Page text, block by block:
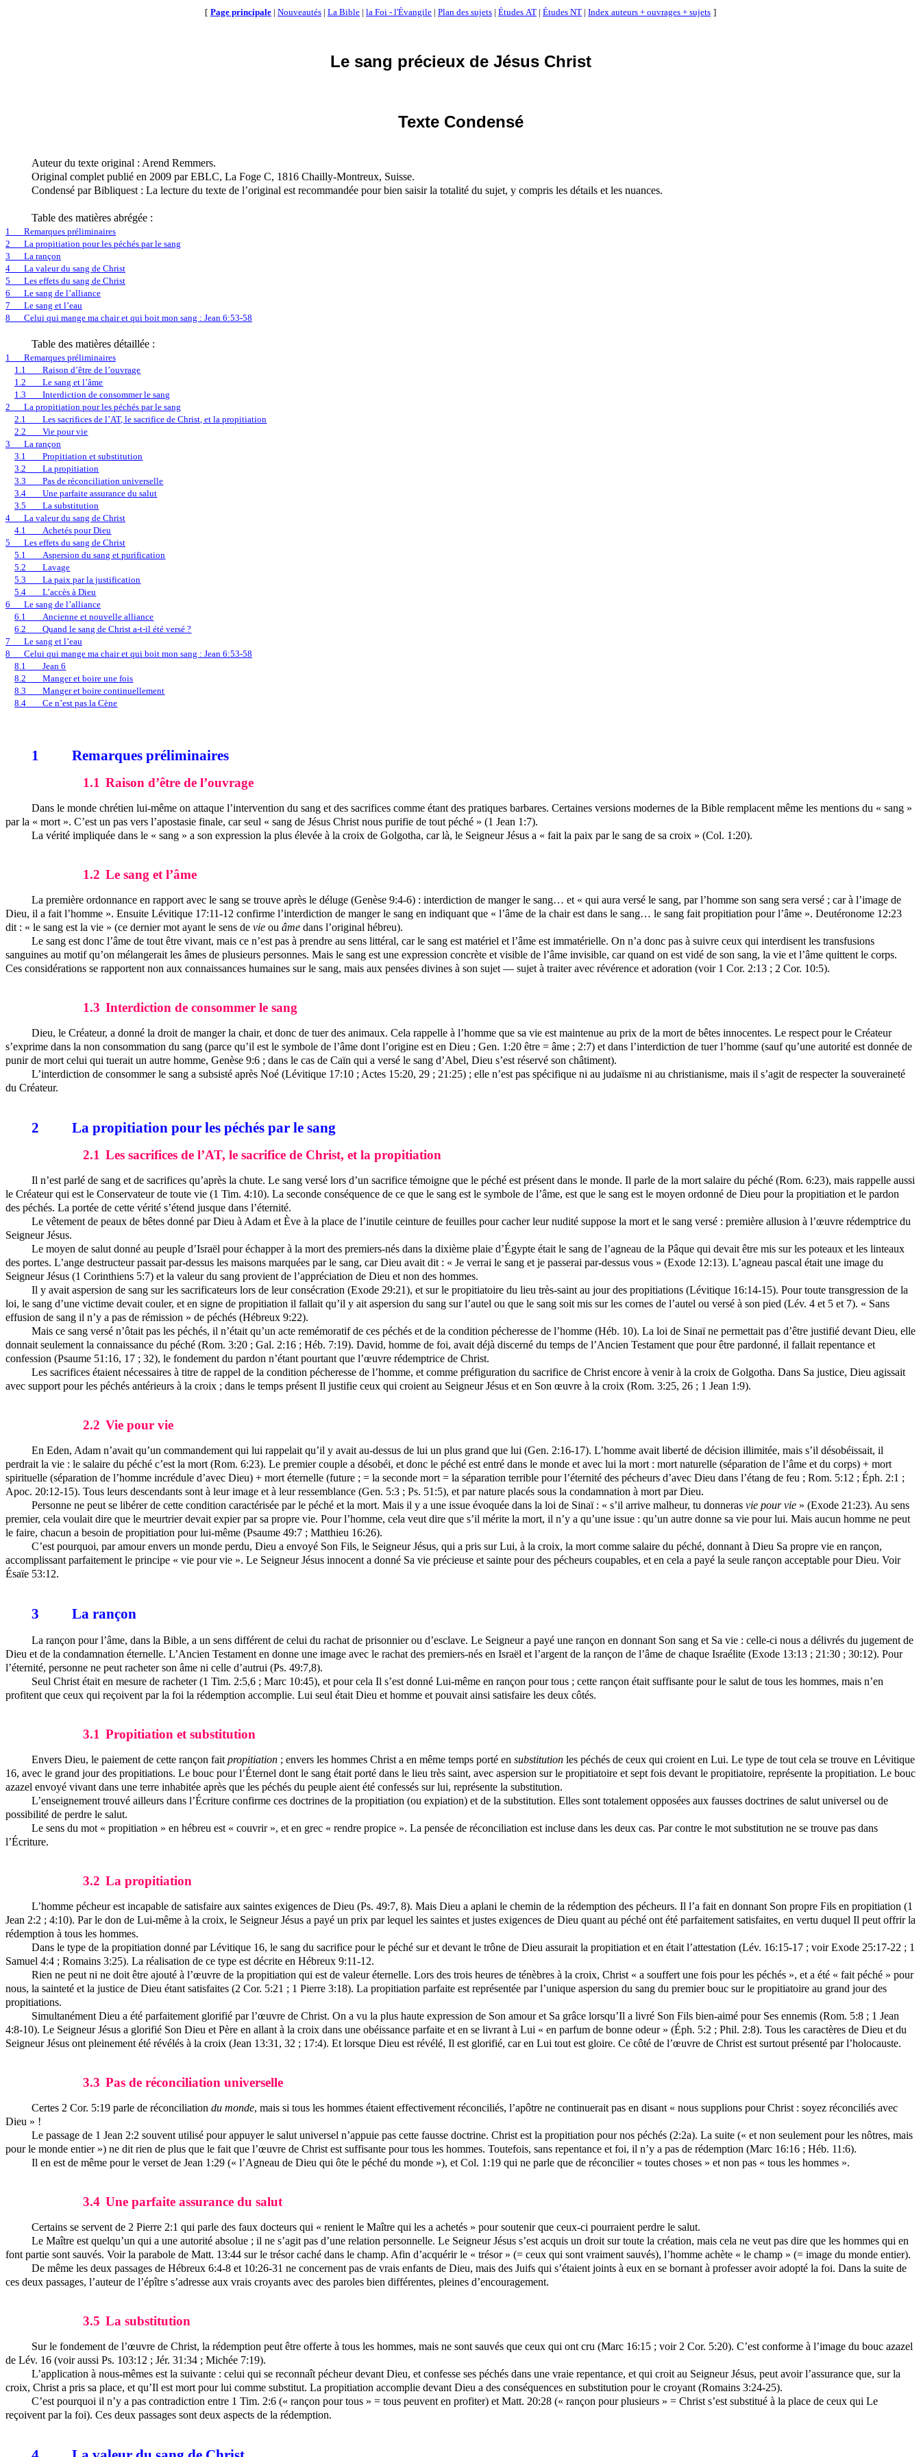
[ Page principale | Nouveautés | La Bible | la Foi - l'Évangile | Plan des sujets | Études AT | Études NT | Index auteurs + ouvrages + sujets ]
Le sang précieux de Jésus Christ
Texte Condensé
Auteur du texte original : Arend Remmers.
Original complet publié en 2009 par EBLC, La Foge C, 1816 Chailly-Montreux, Suisse.
Condensé par Bibliquest : La lecture du texte de l’original est recommandée pour bien saisir la totalité du sujet, y compris les détails et les nuances.
Table des matières abrégée :
1
Remarques préliminaires
2
La propitiation pour les péchés par le sang
3
La rançon
4
La valeur du sang de Christ
5
Les effets du sang de Christ
6
Le sang de l’alliance
7
Le sang et l’eau
8
Celui qui mange ma chair et qui boit mon sang : Jean 6:53-58
Table des matières détaillée :
1
Remarques préliminaires
1.1
Raison d’être de l’ouvrage
1.2
Le sang et l’âme
1.3
Interdiction de consommer le sang
2
La propitiation pour les péchés par le sang
2.1
Les sacrifices de l’AT, le sacrifice de Christ, et la propitiation
2.2
Vie pour vie
3
La rançon
3.1
Propitiation et substitution
3.2
La propitiation
3.3
Pas de réconciliation universelle
3.4
Une parfaite assurance du salut
3.5
La substitution
4
La valeur du sang de Christ
4.1
Achetés pour Dieu
5
Les effets du sang de Christ
5.1
Aspersion du sang et purification
5.2
Lavage
5.3
La paix par la justification
5.4
L’accès à Dieu
6
Le sang de l’alliance
6.1
Ancienne et nouvelle alliance
6.2
Quand le sang de Christ a-t-il été versé ?
7
Le sang et l’eau
8
Celui qui mange ma chair et qui boit mon sang : Jean 6:53-58
8.1
Jean 6
8.2
Manger et boire une fois
8.3
Manger et boire continuellement
8.4
Ce n’est pas la Cène
1 Remarques préliminaires
1.1 Raison d’être de l’ouvrage
Dans le monde chrétien lui-même on attaque l’intervention du sang et des sacrifices comme étant des pratiques barbares. Certaines versions modernes de la Bible remplacent même les mentions du « sang »
par la « mort ». C’est un pas vers l’apostasie finale, car seul « sang de Jésus Christ nous purifie de tout péché » (1 Jean 1:7).
La vérité impliquée dans le « sang » a son expression la plus élevée à la croix de Golgotha, car là, le Seigneur Jésus a « fait la paix par le sang de sa croix » (Col. 1:20).
1.2 Le sang et l’âme
La première ordonnance en rapport avec le sang se trouve après le déluge (Genèse 9:4-6) : interdiction de manger le sang… et « qui aura versé le sang, par l’homme son sang sera versé ; car à l’image de
Dieu, il a fait l’homme ». Ensuite Lévitique 17:11-12 confirme l’interdiction de manger le sang en indiquant que « l’âme de la chair est dans le sang… le sang fait propitiation pour l’âme ». Deutéronome 12:23
dit : « le sang est la vie » (ce dernier mot ayant le sens de vie ou âme dans l’original hébreu).
Le sang est donc l’âme de tout être vivant, mais ce n’est pas à prendre au sens littéral, car le sang est matériel et l’âme est immatérielle. On n’a donc pas à suivre ceux qui interdisent les transfusions
sanguines au motif qu’on mélangerait les âmes de plusieurs personnes. Mais le sang est une expression concrète et visible de l’âme invisible, car quand on est vidé de son sang, la vie et l’âme quittent le corps.
Ces considérations se rapportent non aux connaissances humaines sur le sang, mais aux pensées divines à son sujet — sujet à traiter avec révérence et adoration (voir 1 Cor. 2:13 ; 2 Cor. 10:5).
1.3 Interdiction de consommer le sang
Dieu, le Créateur, a donné la droit de manger la chair, et donc de tuer des animaux. Cela rappelle à l’homme que sa vie est maintenue au prix de la mort de bêtes innocentes. Le respect pour le Créateur
s’exprime dans la non consommation du sang (parce qu’il est le symbole de l’âme dont l’origine est en Dieu ; Gen. 1:20 être = âme ; 2:7) et dans l’interdiction de tuer l’homme (sauf qu’une autorité est donnée de
punir de mort celui qui tuerait un autre homme, Genèse 9:6 ; dans le cas de Caïn qui a versé le sang d’Abel, Dieu s’est réservé son châtiment).
L’interdiction de consommer le sang a subsisté après Noé (Lévitique 17:10 ; Actes 15:20, 29 ; 21:25) ; elle n’est pas spécifique ni au judaïsme ni au christianisme, mais il s’agit de respecter la souveraineté
du Créateur.
2 La propitiation pour les péchés par le sang
2.1 Les sacrifices de l’AT, le sacrifice de Christ, et la propitiation
Il n’est parlé de sang et de sacrifices qu’après la chute. Le sang versé lors d’un sacrifice témoigne que le péché est présent dans le monde. Il parle de la mort salaire du péché (Rom. 6:23), mais rappelle aussi
le Créateur qui est le Conservateur de toute vie (1 Tim. 4:10). La seconde conséquence de ce que le sang est le symbole de l’âme, est que le sang est le moyen ordonné de Dieu pour la propitiation et le pardon
des péchés. La portée de cette vérité s’étend jusque dans l’éternité.
Le vêtement de peaux de bêtes donné par Dieu à Adam et Ève à la place de l’inutile ceinture de feuilles pour cacher leur nudité suppose la mort et le sang versé : première allusion à l’œuvre rédemptrice du
Seigneur Jésus.
Le moyen de salut donné au peuple d’Israël pour échapper à la mort des premiers-nés dans la dixième plaie d’Égypte était le sang de l’agneau de la Pâque qui devait être mis sur les poteaux et les linteaux
des portes. L’ange destructeur passait par-dessus les maisons marquées par le sang, car Dieu avait dit : « Je verrai le sang et je passerai par-dessus vous » (Exode 12:13). L’agneau pascal était une image du
Seigneur Jésus (1 Corinthiens 5:7) et la valeur du sang provient de l’appréciation de Dieu et non des hommes.
Il y avait aspersion de sang sur les sacrificateurs lors de leur consécration (Exode 29:21), et sur le propitiatoire du lieu très-saint au jour des propitiations (Lévitique 16:14-15). Pour toute transgression de la
loi, le sang d’une victime devait couler, et en signe de propitiation il fallait qu’il y ait aspersion du sang sur l’autel ou que le sang soit mis sur les cornes de l’autel ou versé à son pied (Lév. 4 et 5 et 7). « Sans
effusion de sang il n’y a pas de rémission » de péchés (Hébreux 9:22).
Mais ce sang versé n’ôtait pas les péchés, il n’était qu’un acte remémoratif de ces péchés et de la condition pécheresse de l’homme (Héb. 10). La loi de Sinaï ne permettait pas d’être justifié devant Dieu, elle
donnait seulement la connaissance du péché (Rom. 3:20 ; Gal. 2:16 ; Héb. 7:19). David, homme de foi, avait déjà discerné du temps de l’Ancien Testament que pour être pardonné, il fallait repentance et
confession (Psaume 51:16, 17 ; 32), le fondement du pardon n’étant pourtant que l’œuvre rédemptrice de Christ.
Les sacrifices étaient nécessaires à titre de rappel de la condition pécheresse de l’homme, et comme préfiguration du sacrifice de Christ encore à venir à la croix de Golgotha. Dans Sa justice, Dieu agissait
avec support pour les péchés antérieurs à la croix ; dans le temps présent Il justifie ceux qui croient au Seigneur Jésus et en Son œuvre à la croix (Rom. 3:25, 26 ; 1 Jean 1:9).
2.2 Vie pour vie
En Eden, Adam n’avait qu’un commandement qui lui rappelait qu’il y avait au-dessus de lui un plus grand que lui (Gen. 2:16-17). L’homme avait liberté de décision illimitée, mais s’il désobéissait, il
perdrait la vie : le salaire du péché c’est la mort (Rom. 6:23). Le premier couple a désobéi, et donc le péché est entré dans le monde et avec lui la mort : mort naturelle (séparation de l’âme et du corps) + mort
spirituelle (séparation de l’homme incrédule d’avec Dieu) + mort éternelle (future ; = la seconde mort = la séparation terrible pour l’éternité des pécheurs d’avec Dieu dans l’étang de feu ; Rom. 5:12 ; Éph. 2:1 ;
Apoc. 20:12-15). Tous leurs descendants sont à leur image et à leur ressemblance (Gen. 5:3 ; Ps. 51:5), et par nature placés sous la condamnation à mort par Dieu.
Personne ne peut se libérer de cette condition caractérisée par le péché et la mort. Mais il y a une issue évoquée dans la loi de Sinaï : « s’il arrive malheur, tu donneras vie pour vie» (Exode 21:23). Au sens
premier, cela voulait dire que le meurtrier devait expier par sa propre vie. Pour l’homme, cela veut dire que s’il mérite la mort, il n’y a qu’une issue : qu’un autre donne sa vie pour lui. Mais aucun homme ne peut
le faire, chacun a besoin de propitiation pour lui-même (Psaume 49:7 ; Matthieu 16:26).
C’est pourquoi, par amour envers un monde perdu, Dieu a envoyé Son Fils, le Seigneur Jésus, qui a pris sur Lui, à la croix, la mort comme salaire du péché, donnant à Dieu Sa propre vie en rançon,
accomplissant parfaitement le principe « vie pour vie ». Le Seigneur Jésus innocent a donné Sa vie précieuse et sainte pour des pécheurs coupables, et en cela a payé la seule rançon acceptable pour Dieu. Voir
Ésaïe 53:12.
3 La rançon
La rançon pour l’âme, dans la Bible, a un sens différent de celui du rachat de prisonnier ou d’esclave. Le Seigneur a payé une rançon en donnant Son sang et Sa vie : celle-ci nous a délivrés du jugement de
Dieu et de la condamnation éternelle. L’Ancien Testament en donne une image avec le rachat des premiers-nés en Israël et l’argent de la rançon de l’âme de chaque Israélite (Exode 13:13 ; 21:30 ; 30:12). Pour
l’éternité, personne ne peut racheter son âme ni celle d’autrui (Ps. 49:7,8).
Seul Christ était en mesure de racheter (1 Tim. 2:5,6 ; Marc 10:45), et pour cela Il s’est donné Lui-même en rançon pour tous ; cette rançon était suffisante pour le salut de tous les hommes, mais n’en
profitent que ceux qui reçoivent par la foi la rédemption accomplie. Lui seul était Dieu et homme et pouvait ainsi satisfaire les deux côtés.
3.1 Propitiation et substitution
Envers Dieu, le paiement de cette rançon fait propitiation; envers les hommes Christ a en même temps porté en substitutionles péchés de ceux qui croient en Lui. Le type de tout cela se trouve en Lévitique
16, avec le grand jour des propitiations. Le bouc pour l’Éternel dont le sang était porté dans le lieu très saint, avec aspersion sur le propitiatoire et sept fois devant le propitiatoire, représente la propitiation. Le bouc
azazel envoyé vivant dans une terre inhabitée après que les péchés du peuple aient été confessés sur lui, représente la substitution.
L’enseignement trouvé ailleurs dans l’Écriture confirme ces doctrines de la propitiation (ou expiation) et de la substitution. Elles sont totalement opposées aux fausses doctrines de salut universel ou de
possibilité de perdre le salut.
Le sens du mot « propitiation » en hébreu est « couvrir », et en grec « rendre propice ». La pensée de réconciliation est incluse dans les deux cas. Par contre le mot substitution ne se trouve pas dans
l’Écriture.
3.2 La propitiation
L’homme pécheur est incapable de satisfaire aux saintes exigences de Dieu (Ps. 49:7, 8). Mais Dieu a aplani le chemin de la rédemption des pécheurs. Il l’a fait en donnant Son propre Fils en propitiation (1
Jean 2:2 ; 4:10). Par le don de Lui-même à la croix, le Seigneur Jésus a payé un prix par lequel les saintes et justes exigences de Dieu quant au péché ont été parfaitement satisfaites, en vertu duquel Il peut offrir la
rédemption à tous les hommes.
Dans le type de la propitiation donné par Lévitique 16, le sang du sacrifice pour le péché sur et devant le trône de Dieu assurait la propitiation et en était l’attestation (Lév. 16:15-17 ; voir Exode 25:17-22 ; 1
Samuel 4:4 ; Romains 3:25). La réalisation de ce type est décrite en Hébreux 9:11-12.
Rien ne peut ni ne doit être ajouté à l’œuvre de la propitiation qui est de valeur éternelle. Lors des trois heures de ténèbres à la croix, Christ « a souffert une fois pour les péchés », et a été « fait péché » pour
nous, la sainteté et la justice de Dieu étant satisfaites (2 Cor. 5:21 ; 1 Pierre 3:18). La propitiation parfaite est représentée par l’unique aspersion du sang du premier bouc sur le propitiatoire au grand jour des
propitiations.
Simultanément Dieu a été parfaitement glorifié par l’œuvre de Christ. On a vu la plus haute expression de Son amour et Sa grâce lorsqu’Il a livré Son Fils bien-aimé pour Ses ennemis (Rom. 5:8 ; 1 Jean
4:8-10). Le Seigneur Jésus a glorifié Son Dieu et Père en allant à la croix dans une obéissance parfaite et en se livrant à Lui « en parfum de bonne odeur » (Éph. 5:2 ; Phil. 2:8). Tous les caractères de Dieu et du
Seigneur Jésus ont pleinement été révélés à la croix (Jean 13:31, 32 ; 17:4). Et lorsque Dieu est révélé, Il est glorifié, car en Lui tout est gloire. Ce côté de l’œuvre de Christ est surtout présenté par l’holocauste.
3.3 Pas de réconciliation universelle
Certes 2 Cor. 5:19 parle de réconciliation du monde, mais si tous les hommes étaient effectivement réconciliés, l’apôtre ne continuerait pas en disant « nous supplions pour Christ : soyez réconciliés avec
Dieu » !
Le passage de 1 Jean 2:2 souvent utilisé pour appuyer le salut universel n’appuie pas cette fausse doctrine. Christ est la propitiation pour nos péchés (2:2a). La suite (« et non seulement pour les nôtres, mais
pour le monde entier ») ne dit rien de plus que le fait que l’œuvre de Christ est suffisante pour tous les hommes. Toutefois, sans repentance et foi, il n’y a pas de rédemption (Marc 16:16 ; Héb. 11:6).
Il en est de même pour le verset de Jean 1:29 (« l’Agneau de Dieu qui ôte le péché du monde »), et Col. 1:19 qui ne parle que de réconcilier « toutes choses » et non pas « tous les hommes ».
3.4 Une parfaite assurance du salut
Certains se servent de 2 Pierre 2:1 qui parle des faux docteurs qui « renient le Maître qui les a achetés » pour soutenir que ceux-ci pourraient perdre le salut.
Le Maître est quelqu’un qui a une autorité absolue ; il ne s’agit pas d’une relation personnelle. Le Seigneur Jésus s’est acquis un droit sur toute la création, mais cela ne veut pas dire que les hommes qui en
font partie sont sauvés. Voir la parabole de Matt. 13:44 sur le trésor caché dans le champ. Afin d’acquérir le « trésor » (= ceux qui sont vraiment sauvés), l’homme achète « le champ » (= image du monde entier).
De même les deux passages de Hébreux 6:4-8 et 10:26-31 ne concernent pas de vrais enfants de Dieu, mais des Juifs qui s’étaient joints à eux en se bornant à professer avoir adopté la foi. Dans la suite de
ces deux passages, l’auteur de l’épître s’adresse aux vrais croyants avec des paroles bien différentes, pleines d’encouragement.
3.5 La substitution
Sur le fondement de l’œuvre de Christ, la rédemption peut être offerte à tous les hommes, mais ne sont sauvés que ceux qui ont cru (Marc 16:15 ; voir 2 Cor. 5:20). C’est conforme à l’image du bouc azazel
de Lév. 16 (voir aussi Ps. 103:12 ; Jér. 31:34 ; Michée 7:19).
L’application à nous-mêmes est la suivante : celui qui se reconnaît pécheur devant Dieu, et confesse ses péchés dans une vraie repentance, et qui croit au Seigneur Jésus, peut avoir l’assurance que, sur la
croix, Christ a pris sa place, et qu’Il est mort pour lui comme substitut. La propitiation accomplie devant Dieu a des conséquences en substitution pour le croyant (Romains 3:24-25).
C’est pourquoi il n’y a pas contradiction entre 1 Tim. 2:6 (« rançon pour tous » = tous peuvent en profiter) et Matt. 20:28 (« rançon pour plusieurs » = Christ s’est substitué à la place de ceux qui Le
reçoivent par la foi). Ces deux passages sont deux aspects de la rédemption.